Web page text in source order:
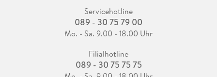
Servicehotline
089 - 30 75 79 00
Mo. - Sa. 9.00 - 18.00 Uhr
Filialhotline
089 - 30 75 75 75